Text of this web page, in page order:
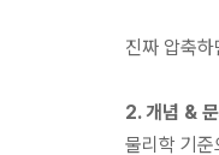
진짜 압축
2. 개념 &
물리학 기